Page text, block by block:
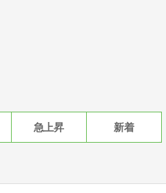
急上昇 新着